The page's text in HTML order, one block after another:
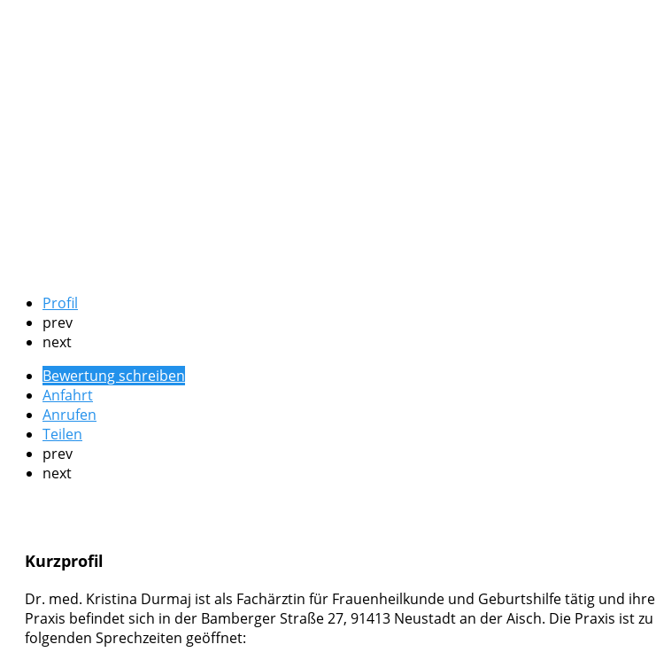
Profil
prev
next
Bewertung schreiben
Anfahrt
Anrufen
Teilen
prev
next
Kurzprofil
Dr. med. Kristina Durmaj ist als Fachärztin für Frauenheilkunde und Geburtshilfe tätig und ihre
Praxis befindet sich in der Bamberger Straße 27, 91413 Neustadt an der Aisch. Die Praxis ist zu
folgenden Sprechzeiten geöffnet: